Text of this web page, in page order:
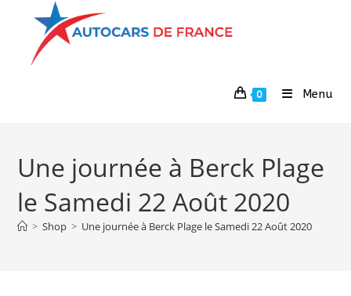
0 Menu
Une journée à Berck Plage
le Samedi 22 Août 2020
> Shop > Une journée à Berck Plage le Samedi 22 Août 2020